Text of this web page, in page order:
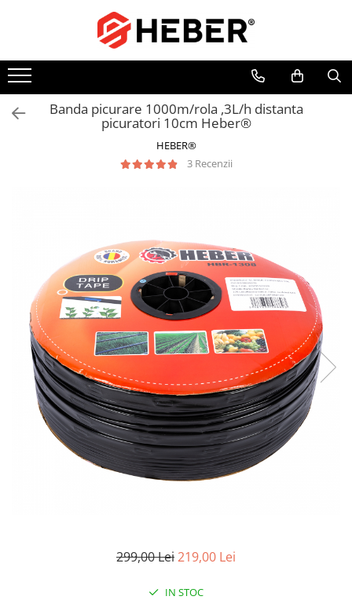
Toate Produsele
Mixere cu bol
Aer conditionat
Friteuze cu aer cald
Pompe submersibile
Hidrofoare
Hidrofor cu pompa submersibila
Pompe de stropit
Pompe de stropit electrice
Pompe de stropit manuale
Atomizoare
Mori electrice
Mori electrice cereale
Accesorii mori electrice
Batoze de porumb
Banda picurare 1000m/rola ,3L/h distanta
picuratori 10cm Heber®
HEBER®
3 Recenzii
299,00 Lei219,00 Lei
IN STOC